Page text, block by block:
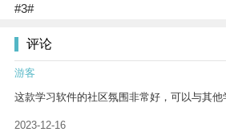
#3#
评论
游客
这款学习软件的社区氛围非常好，可以与其他
2023-12-16